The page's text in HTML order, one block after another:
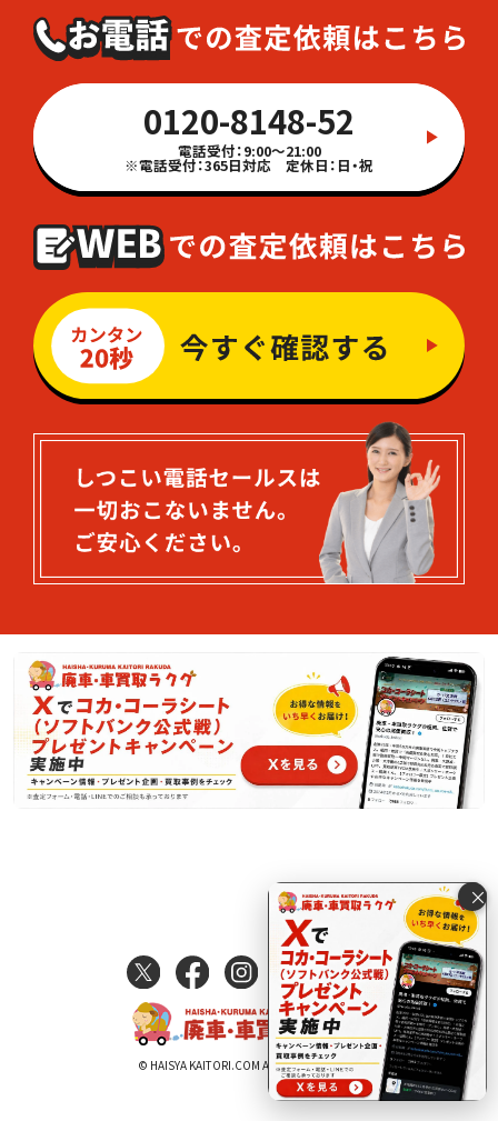
0120-8148-52
電話受付：9:00～21:00
※電話受付：365日対応 定休日：日・祝
×
© HAISYA KAITORI.COM All Rights Reserved.